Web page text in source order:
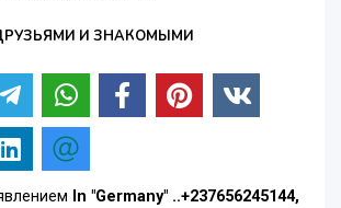
И ЗНАКОМЫМИ
In "Germany" ..+237656245144,